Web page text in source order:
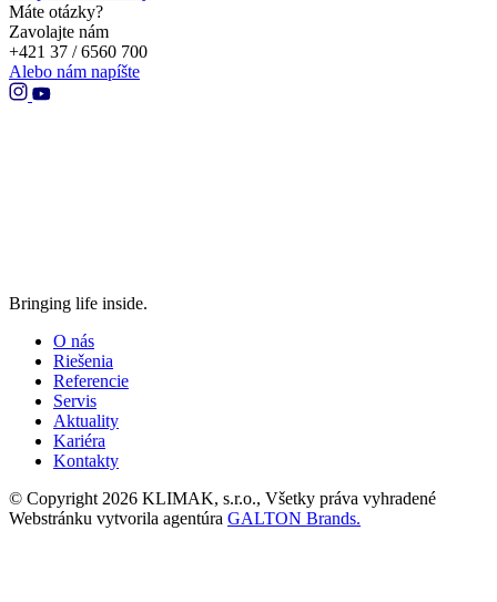
Máte otázky?
Zavolajte nám
+421 37 / 6560 700
Alebo nám napíšte
Bringing life inside.
O nás
Riešenia
Referencie
Servis
Aktuality
Kariéra
Kontakty
© Copyright 2026 KLIMAK, s.r.o., Všetky práva vyhradené
Webstránku vytvorila agentúra GALTON Brands.